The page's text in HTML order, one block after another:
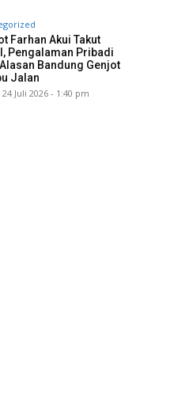
Farhan Akui Takut
Pengalaman Pribadi
Bandung Genjot
Jalan
24 Juli 2026 - 1:40 pm